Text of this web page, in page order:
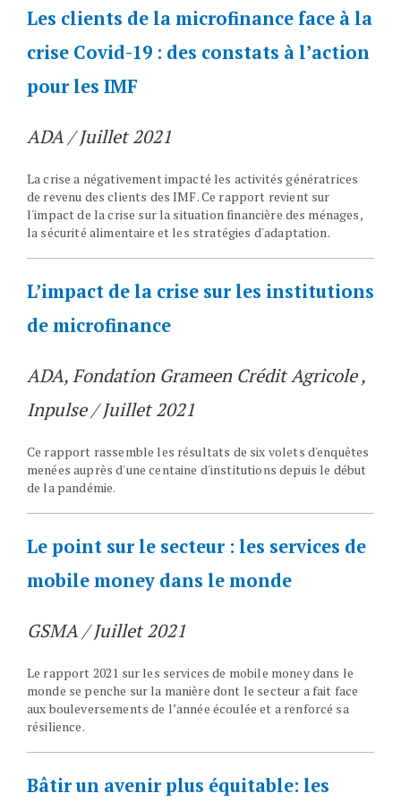
Les clients de la microfinance face à la
crise Covid-19 : des constats à l’action
pour les IMF
ADA / Juillet 2021
La crise a négativement impacté les activités génératrices
de revenu des clients des IMF. Ce rapport revient sur
l'impact de la crise sur la situation financière des ménages,
la sécurité alimentaire et les stratégies d'adaptation.
L’impact de la crise sur les institutions
de microfinance
ADA, Fondation Grameen Crédit Agricole ,
Inpulse / Juillet 2021
Ce rapport rassemble les résultats de six volets d'enquêtes
menées auprès d'une centaine d'institutions depuis le début
de la pandémie.
Le point sur le secteur : les services de
mobile money dans le monde
GSMA / Juillet 2021
Le rapport 2021 sur les services de mobile money dans le
monde se penche sur la manière dont le secteur a fait face
aux bouleversements de l’année écoulée et a renforcé sa
résilience.
Bâtir un avenir plus équitable: les